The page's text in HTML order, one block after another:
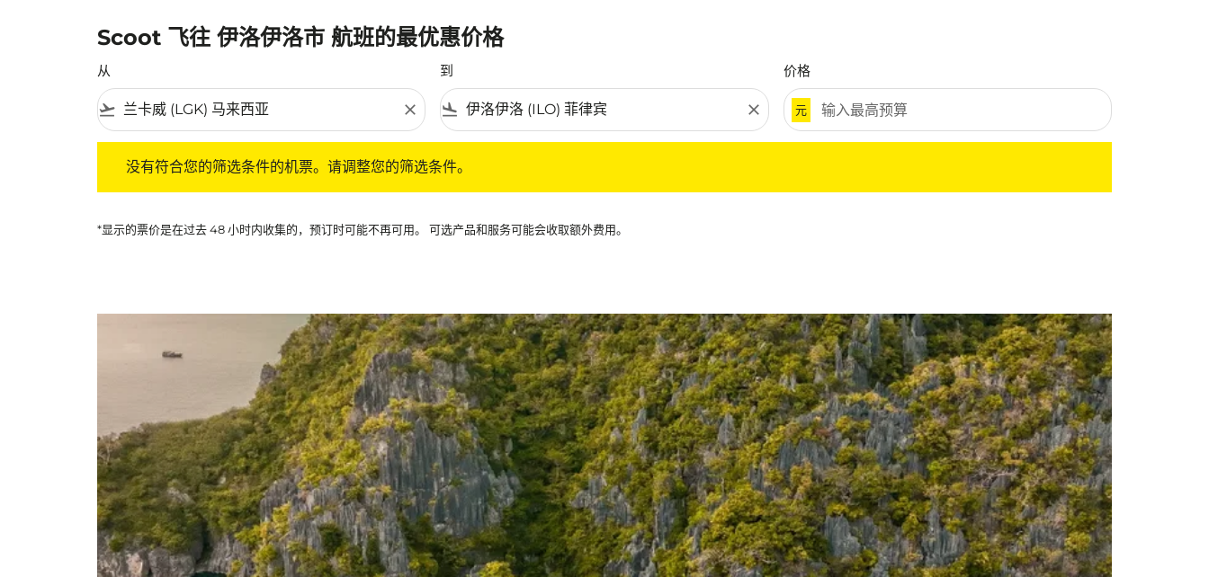
Scoot 飞往 伊洛伊洛市 航班的最优惠价格
从
flight_takeoff close
到
flight_land close
价格
元
没有符合您的筛选条件的机票。请调整您的筛选条件。
*显示的票价是在过去 48 小时内收集的，预订时可能不再可用。 可选产品和服务可能会收取额外费用。